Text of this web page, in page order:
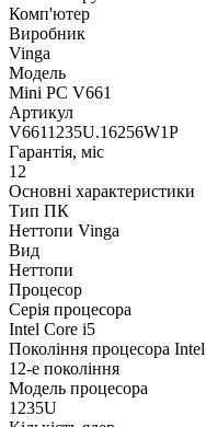
Комп'ютер
Виробник
Vinga
Модель
Mini PC V661
Артикул
V6611235U.16256W1P
Гарантія, міс
12
Основні характеристики
Тип ПК
Неттопи Vinga
Вид
Неттопи
Процесор
Серія процесора
Intel Core i5
Покоління процесора Intel
12-е покоління
Модель процесора
1235U